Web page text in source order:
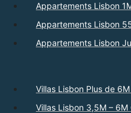
Appartements Lisbon
Appartements Lisbon
Appartements Lisbon
Villas Lisbon Plus de
Villas Lisbon 3,5M – 6M